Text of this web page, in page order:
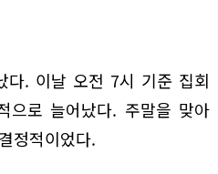
다. 이날 오전 7시 기준 집회
으로 늘어났다. 주말을 맞아
정적이었다.